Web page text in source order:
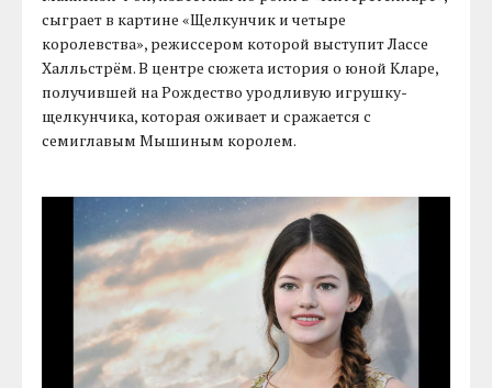
сыграет в картине «Щелкунчик и четыре
королевства», режиссером которой выступит Лассе
Халльстрём. В центре сюжета история о юной Кларе,
получившей на Рождество уродливую игрушку-
щелкунчика, которая оживает и сражается с
семиглавым Мышиным королем.